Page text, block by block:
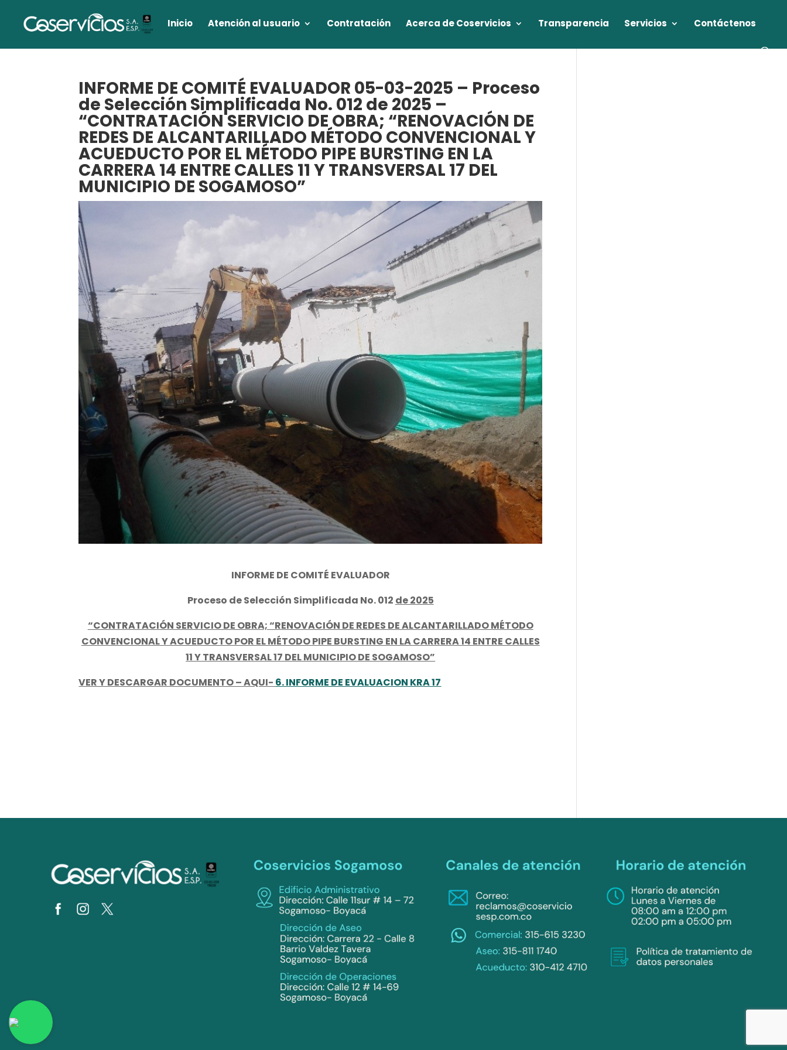
Inicio Atención al usuario Contratación Acerca de Coservicios Transparencia Servicios Contáctenos
INFORME DE COMITÉ EVALUADOR 05-03-2025 – Proceso
de Selección Simplificada No. 012 de 2025 –
“CONTRATACIÓN SERVICIO DE OBRA; “RENOVACIÓN DE
REDES DE ALCANTARILLADO MÉTODO CONVENCIONAL Y
ACUEDUCTO POR EL MÉTODO PIPE BURSTING EN LA
CARRERA 14 ENTRE CALLES 11 Y TRANSVERSAL 17 DEL
MUNICIPIO DE SOGAMOSO”
INFORME DE COMITÉ EVALUADOR
Proceso de Selección Simplificada No. 012 de 2025
“CONTRATACIÓN SERVICIO DE OBRA; “RENOVACIÓN DE REDES DE ALCANTARILLADO MÉTODO
CONVENCIONAL Y ACUEDUCTO POR EL MÉTODO PIPE BURSTING EN LA CARRERA 14 ENTRE CALLES
11 Y TRANSVERSAL 17 DEL MUNICIPIO DE SOGAMOSO”
VER Y DESCARGAR DOCUMENTO – AQUI- 6. INFORME DE EVALUACION KRA 17